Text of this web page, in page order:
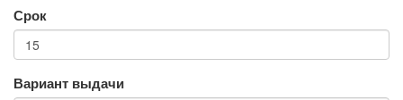
Срок
Вариант выдачи